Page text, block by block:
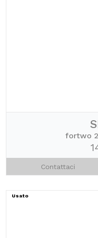
fortwo
Contattaci
Usato